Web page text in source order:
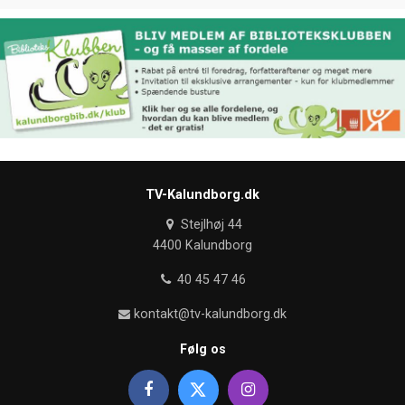
TV-Kalundborg.dk
Stejlhøj 44
4400 Kalundborg
40 45 47 46
kontakt@tv-kalundborg.dk
Følg os